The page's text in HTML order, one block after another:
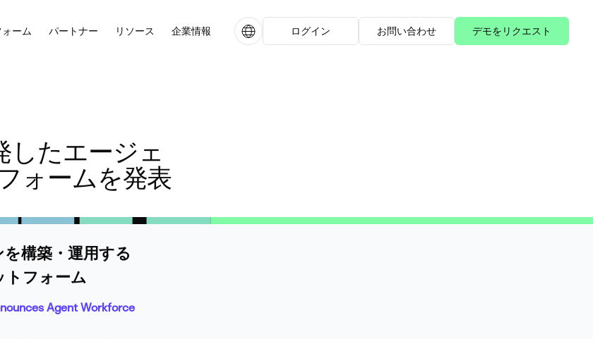
ーム パートナー リソース 企業情報 ログイン お問い合わせ デモをリクエスト
したエージェ
ォームを発表
構築・運用する
トフォーム
Agent Workforce